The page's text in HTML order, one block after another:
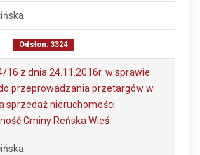
Odsłon: 3324
16 z dnia 24.11.2016r. w sprawie
przeprowadzania przetargów w
sprzedaż nieruchomości
Gminy Reńska Wieś